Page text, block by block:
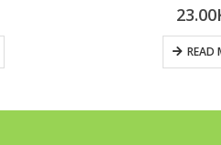
0 out
23.00
READ